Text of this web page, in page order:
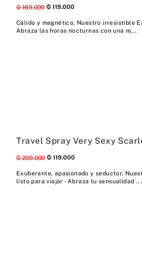
₲ 169.000 ₲ 119.000
Cálido y magnético. Nuestro irresistible
Abraza las horas nocturnas con una m...
Travel Spray Very Sexy
₲ 209.000 ₲ 119.000
Exuberante, apasionado y seductor.
listo para viajar - Abraza tu sensualidad ...